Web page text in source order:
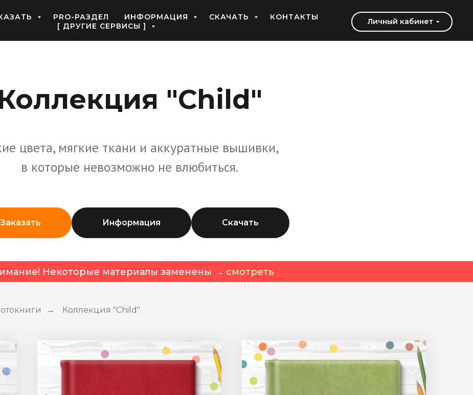
PRO-РАЗДЕЛ ИНФОРМАЦИЯ СКАЧАТЬ
КОНТАКТЫ
[ ДРУГИЕ СЕРВИСЫ ]
Личный кабинет
"Child"
цвета, мягкие ткани и аккуратные вышивки,
в которые невозможно не влюбиться.
Заказать Информация Скачать
Некоторые материалы заменены → смотреть
→ Коллекция "Child"